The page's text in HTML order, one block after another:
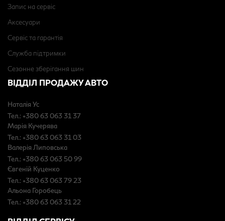
Запис на сервіс
Аксесуари
Сервіс та гарантія
Служба підтримки
Сезонне зберігання шин
ВІДДІЛ ПРОДАЖУ АВТО
Наталія Ус
Тел.: +380 63 063 31 37
Марія Кучерява
Тел.: +380 63 063 31 03
Валерія Липовська
Тел.: +380 63 063 50 99
Євгеній Куценко
Тел.: +380 63 063 79 23
Альона Горобець
Тел.: +380 63 063 31 22